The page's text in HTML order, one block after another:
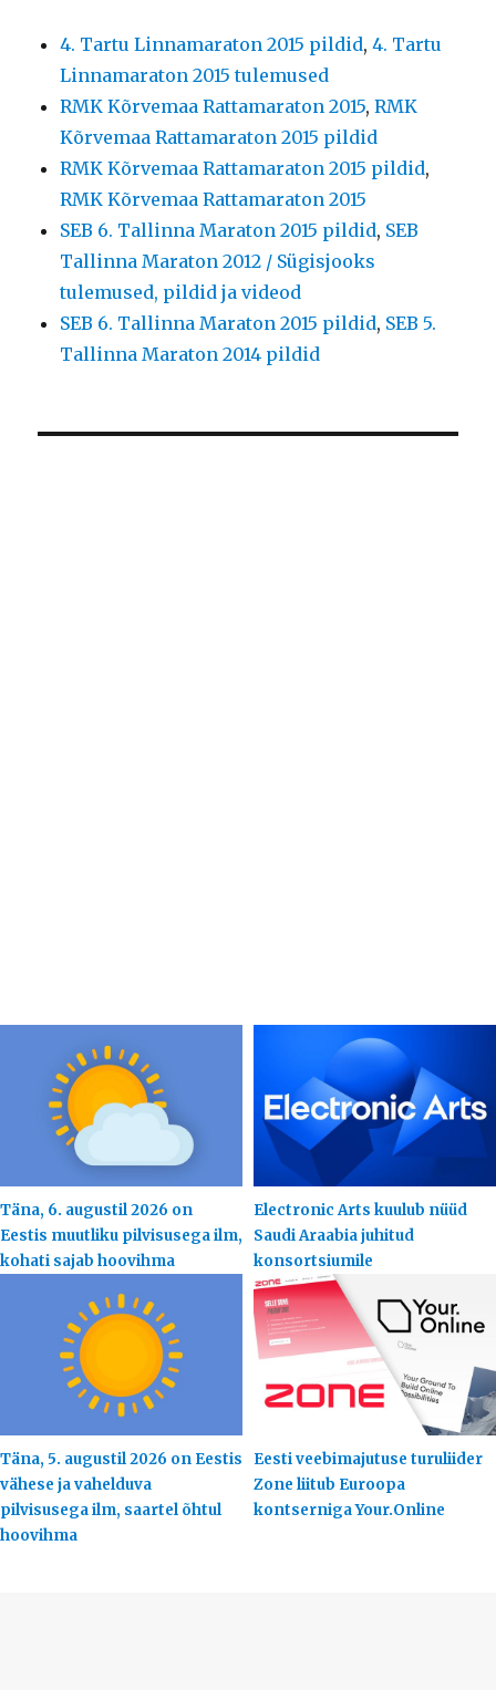
4. Tartu Linnamaraton 2015 pildid,4. Tartu
Linnamaraton 2015 tulemused
RMK Kõrvemaa Rattamaraton 2015,RMK
Kõrvemaa Rattamaraton 2015 pildid
RMK Kõrvemaa Rattamaraton 2015 pildid,
RMK Kõrvemaa Rattamaraton 2015
SEB 6. Tallinna Maraton 2015 pildid, SEB
Tallinna Maraton 2012 / Sügisjooks
tulemused, pildid ja videod
SEB 6. Tallinna Maraton 2015 pildid, SEB 5.
Tallinna Maraton 2014 pildid
Täna, 6. augustil 2026 on
Eestis muutliku pilvisusega ilm,
kohati sajab hoovihma
Electronic Arts kuulub nüüd
Saudi Araabia juhitud
konsortsiumile
Täna, 5. augustil 2026 on Eestis
vähese ja vahelduva
pilvisusega ilm, saartel õhtul
hoovihma
Eesti veebimajutuse turuliider
Zone liitub Euroopa
kontserniga Your.Online